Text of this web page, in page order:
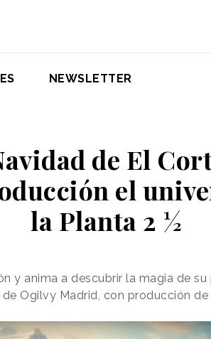
NEWSLETTER
de El
el
la Planta 2 ½
y anima a descubrir la magia de
Ogilvy Madrid, con producción